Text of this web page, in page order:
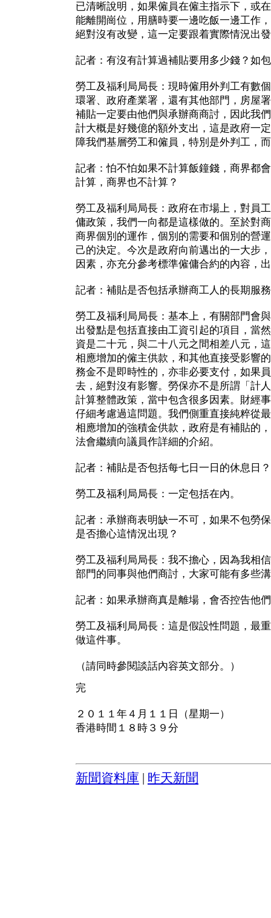
已清晰說明，如果僱員在僱主指示下，或
能離開崗位，用膳時要一邊吃飯一邊工作
絕對沒有改變，這一定要跟着實際情況出
記者：有沒有計算過補貼要用多少錢？如
勞工及福利局局長：現時僱用外判工有數
環署、政府產業署，還有其他部門，房屋
補貼一定要由他們與承辦商商討，因此我
計大概是好幾億的額外支出，這是政府一
障我們基層勞工和僱員，特別是外判工，
記者：怕不怕如果不計算飯鐘錢，商界都
計算，商界也不計算？
勞工及福利局局長：政府在市場上，對員
傭政策，我們一向都是這樣做的。至於對
商界個別的運作，個別的需要和個別的營
己的決定。今次是政府向前邁出的一大步
因素，亦充分參考標準僱傭合約的內容，
記者：補貼是否包括承辦商工人的長期服
勞工及福利局局長：基本上，有關部門會
出發點是包括直接由工資引起的項目，當
資是二十元，與二十八元之間相差八元，
相應增加的僱主供款，和其他直接受影響
務金不是即時性的，亦非必要支付，如果
去，絕對沒有影響。勞保亦不是所謂「計
計算整體政策，當中包含很多因素。財經
仔細考慮過這問題。我們側重直接純粹從
相應增加的強積金供款，政府是有補貼的
法會繼續向議員作詳細的介紹。
記者：補貼是否包括每七日一日的休息日？
勞工及福利局局長：一定包括在內。
記者：承辦商表明缺一不可，如果不包勞
是否擔心這情況出現？
勞工及福利局局長：我不擔心，因為我相
部門的同事與他們商討，大家可能有多些
記者：如果承辦商真是離場，會否控告他
勞工及福利局局長：這是假設性問題，最
做這件事。
（請同時參閱談話內容英文部分。）
完
２０１１年４月１１日（星期一）
香港時間１８時３９分
新聞資料庫 昨天新聞